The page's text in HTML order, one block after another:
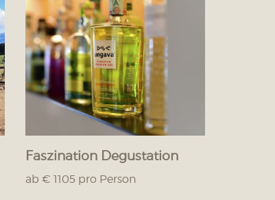
Faszination Degustation
ab € 1105 pro Person